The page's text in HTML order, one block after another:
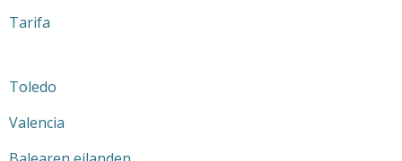
Tarifa
Toledo
Valencia